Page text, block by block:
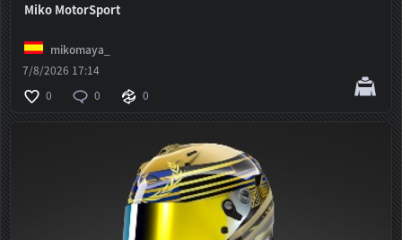
Miko MotorSport
mikomaya_
7/8/2026 17:14
0
0 0